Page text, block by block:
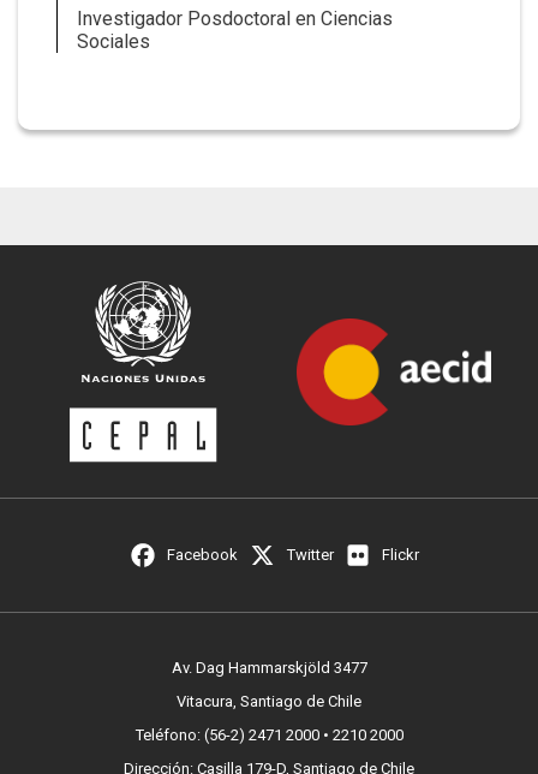
Investigador Posdoctoral en Ciencias
Sociales
Facebook Twitter Flickr
Av. Dag Hammarskjöld 3477
Vitacura, Santiago de Chile
Teléfono: (56-2) 2471 2000 • 2210 2000
Dirección: Casilla 179-D, Santiago de Chile